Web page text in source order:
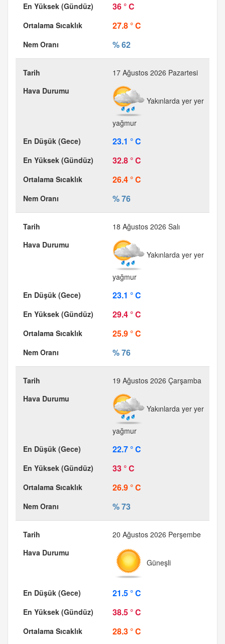
36 ° C
27.8 ° C
% 62
17 Ağustos 2026 Pazartesi
Yakınlarda yer yer
yağmur
23.1 ° C
32.8 ° C
26.4 ° C
% 76
18 Ağustos 2026 Salı
Yakınlarda yer yer
yağmur
23.1 ° C
29.4 ° C
25.9 ° C
% 76
19 Ağustos 2026 Çarşamba
Yakınlarda yer yer
yağmur
22.7 ° C
33 ° C
26.9 ° C
% 73
20 Ağustos 2026 Perşembe
Güneşli
21.5 ° C
38.5 ° C
28.3 ° C